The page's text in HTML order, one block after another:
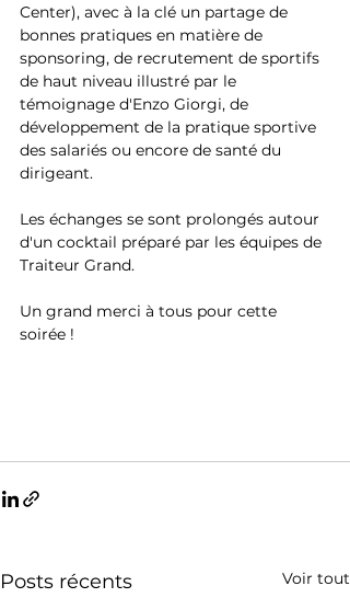
Center), avec à la clé un partage de
bonnes pratiques en matière de
sponsoring, de recrutement de sportifs
de haut niveau illustré par le
témoignage d'Enzo Giorgi, de
développement de la pratique sportive
des salariés ou encore de santé du
dirigeant.
Les échanges se sont prolongés autour
d'un cocktail préparé par les équipes de
Traiteur Grand.
Un grand merci à tous pour cette
soirée !
Posts récents Voir tout